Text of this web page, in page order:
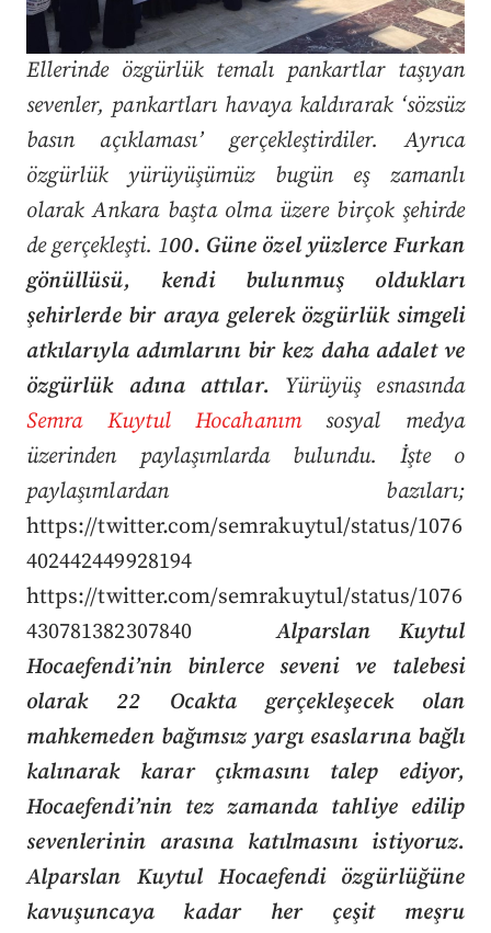
Ellerinde özgürlük temalı pankartlar taşıyan
sevenler, pankartları havaya kaldırarak ‘sözsüz
basın açıklaması’ gerçekleştirdiler.
Ayrıca
özgürlük yürüyüşümüz bugün eş zamanlı
olarak Ankara başta olma üzere birçok şehirde
de gerçekleşti. 100. Güne özel yüzlerce Furkan
gönüllüsü, kendi bulunmuş oldukları
şehirlerde bir araya gelerek özgürlük simgeli
atkılarıyla adımlarını bir kez daha adalet ve
özgürlük adına attılar.
Yürüyüş esnasında
Semra Kuytul Hocahanımsosyal medya
üzerinden paylaşımlarda bulundu.
İşte o
paylaşımlardan bazıları;
https://twitter.com/semrakuytul/status/1076
402442449928194
https://twitter.com/semrakuytul/status/1076
430781382307840Alparslan Kuytul
Hocaefendi’nin binlerce seveni ve talebesi
olarak 22 Ocakta gerçekleşecek olan
mahkemeden bağımsız yargı esaslarına bağlı
kalınarak karar çıkmasını talep ediyor,
Hocaefendi’nin tez zamanda tahliye edilip
sevenlerinin arasına katılmasını istiyoruz.
Alparslan Kuytul Hocaefendi özgürlüğüne
kavuşuncaya kadar her çeşit meşru